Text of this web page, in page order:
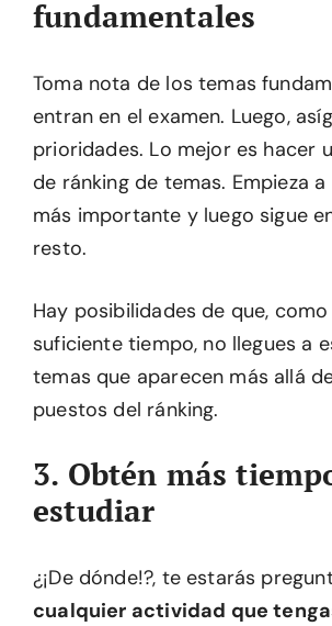
fundamentales
Toma nota de los temas
entran en el examen. Luego,
prioridades. Lo mejor es hacer
de ránking de temas. Empieza
más importante y luego sigue
resto.
Hay posibilidades de que,
suficiente tiempo, no llegues a
temas que aparecen más allá
puestos del ránking.
3. Obtén más
estudiar
¿¡De dónde!?, te estarás
cualquier actividad que